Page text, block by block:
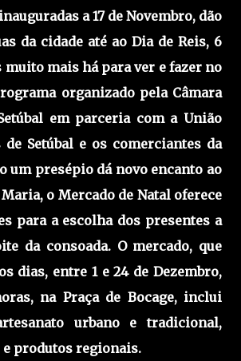
a 17 de Novembro, dão
da cidade até ao Dia de Reis, 6
muito mais há para ver e fazer no
organizado pela Câmara
em parceria com a União
de Setúbal e os comerciantes da
um presépio dá novo encanto ao
o Mercado de Natal oferece
para a escolha dos presentes a
da consoada. O mercado, que
dias, entre 1 e 24 de Dezembro,
na Praça de Bocage, inclui
urbano e tradicional,
produtos regionais.